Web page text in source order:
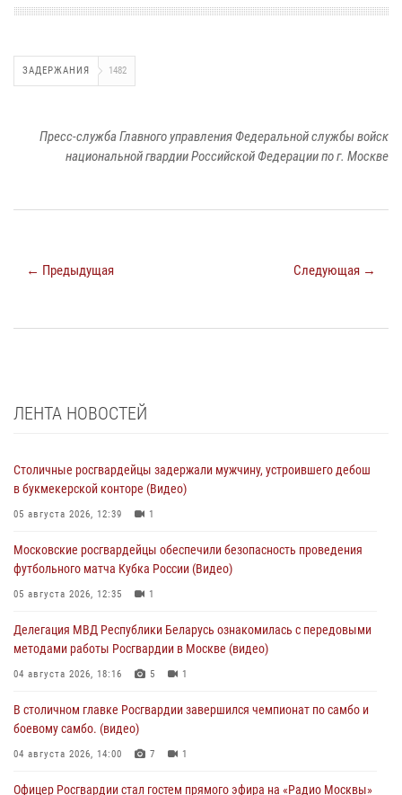
ЗАДЕРЖАНИЯ 1482
Пресс-служба Главного управления Федеральной службы войск
национальной гвардии Российской Федерации по г. Москве
← Предыдущая Следующая →
ЛЕНТА НОВОСТЕЙ
Столичные росгвардейцы задержали мужчину, устроившего дебош
в букмекерской конторе (Видео)
05 августа 2026, 12:39 1
Московские росгвардейцы обеспечили безопасность проведения
футбольного матча Кубка России (Видео)
05 августа 2026, 12:35 1
Делегация МВД Республики Беларусь ознакомилась с передовыми
методами работы Росгвардии в Москве (видео)
04 августа 2026, 18:16 5 1
В столичном главке Росгвардии завершился чемпионат по самбо и
боевому самбо. (видео)
04 августа 2026, 14:00 7 1
Офицер Росгвардии стал гостем прямого эфира на «Радио Москвы»